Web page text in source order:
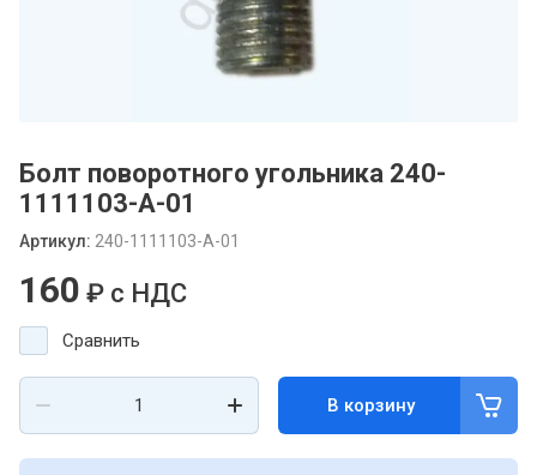
Болт поворотного угольника 240-
1111103-А-01
Артикул: 240-1111103-А-01
160 ₽ с НДС
Сравнить
В корзину